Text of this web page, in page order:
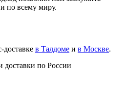
по всему миру.
доставке в Талдоме и в Москве.
доставки по России